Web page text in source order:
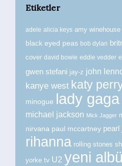
Etiketler
adele alicia keys amy winehouse
black eyed peas bob dylan
cover david bowie eddie vedder
gwen stefani jay-z john
kanye west katy
minogue lady gaga
michael jackson Mick Jagger
nirvana paul mccartney pearl
rihanna rolling stones
yorke tv U2 yeni